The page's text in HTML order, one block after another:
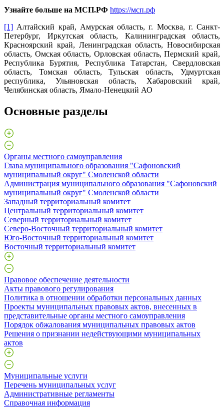
Узнайте больше на МСП.РФ https://мсп.рф
[1] Алтайский край, Амурская область, г. Москва, г. Санкт-
Петербург, Иркутская область, Калининградская область,
Красноярский край, Ленинградская область, Новосибирская
область, Омская область, Орловская область, Пермский край,
Республика Бурятия, Республика Татарстан, Свердловская
область, Томская область, Тульская область, Удмуртская
республика, Ульяновская область, Хабаровский край,
Челябинская область, Ямало-Ненецкий АО
Основные разделы
Органы местного самоуправления
Глава муниципального образования "Сафоновский
муниципальный округ" Смоленской области
Администрация муниципального образования "Сафоновский
муниципальный округ" Смоленской области
Западный территориальный комитет
Центральный территориальный комитет
Северный территориальный комитет
Северо-Восточный территориальный комитет
Юго-Восточный территориальный комитет
Восточный территориальный комитет
Правовое обеспечение деятельности
Акты правового регулирования
Политика в отношении обработки персональных данных
Проекты муниципальных правовых актов, внесенных в
представительные органы местного самоуправления
Порядок обжалования муниципальных правовых актов
Решения о признании недействующими муниципальных
актов
Муниципальные услуги
Перечень муниципальных услуг
Административные регламенты
Справочная информация